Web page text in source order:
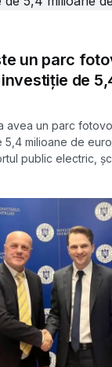
un parc
de
avea un parc
milioane de
public electric,